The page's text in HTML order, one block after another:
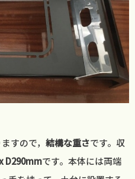
すので， 結構な重さです。収
D290mmです。本体には両端